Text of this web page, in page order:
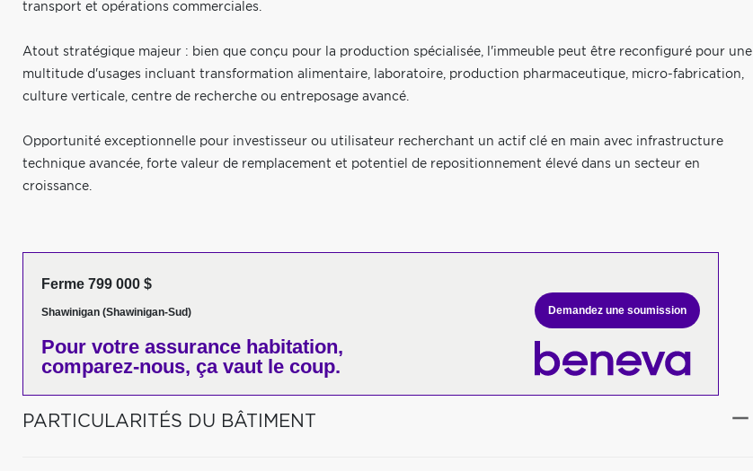
transport et opérations commerciales.
Atout stratégique majeur : bien que conçu pour la production spécialisée, l'immeuble peut être reconfiguré pour une
multitude d'usages incluant transformation alimentaire, laboratoire, production pharmaceutique, micro-fabrication,
culture verticale, centre de recherche ou entreposage avancé.
Opportunité exceptionnelle pour investisseur ou utilisateur recherchant un actif clé en main avec infrastructure
technique avancée, forte valeur de remplacement et potentiel de repositionnement élevé dans un secteur en
croissance.
Ferme 799 000 $
Shawinigan (Shawinigan-Sud)
Pour votre assurance habitation,
comparez-nous, ça vaut le coup.
Demandez une soumission
PARTICULARITÉS DU BÂTIMENT